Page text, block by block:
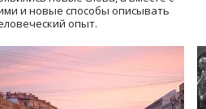
и новые способы описывать
опыт.